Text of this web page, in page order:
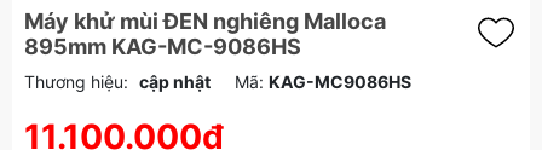
Máy khử mùi ĐEN nghiêng Malloca
895mm KAG-MC-9086HS
Thương hiệu: cập nhật Mã: KAG-MC9086HS
11.100.000₫